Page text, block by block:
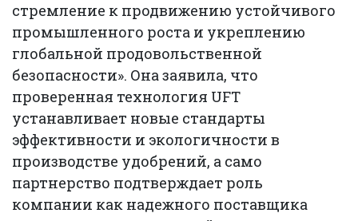
стремление к продвижению устойчивого
промышленного роста и укреплению
глобальной продовольственной
безопасности». Она заявила, что
проверенная технология UFT
устанавливает новые стандарты
эффективности и экологичности в
производстве удобрений, а само
партнерство подтверждает роль
компании как надежного поставщика